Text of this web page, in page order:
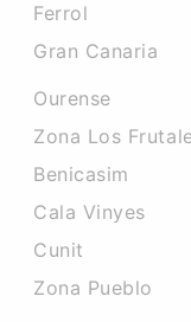
Ferrol
Gran Canaria
Ourense
Zona Los
Benicasim
Cala Vinyes
Cunit
Zona Pueblo